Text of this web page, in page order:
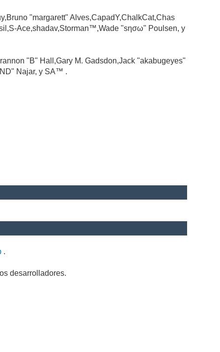
"margarett" Alves,CapadY,ChalkCat,Chas
Ace,shadav,Storman™,Wade "sησω" Poulsen, y
"B" Hall,Gary M. Gadsdon,Jack "akabugeyes"
Najar, y SA™ .
.
desarrolladores.